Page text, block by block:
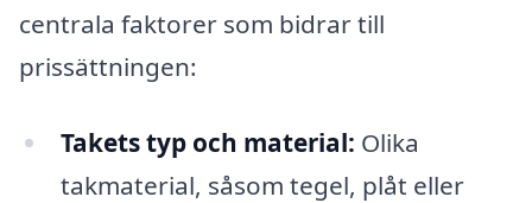
centrala faktorer som bidrar till
prissättningen:
Takets typ och material: Olika
takmaterial, såsom tegel, plåt eller